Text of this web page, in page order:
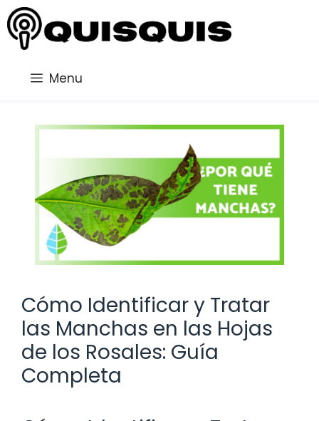
Saltar
al
contenido
Menu
Cómo Identificar y Tratar
las Manchas en las Hojas
de los Rosales: Guía
Completa